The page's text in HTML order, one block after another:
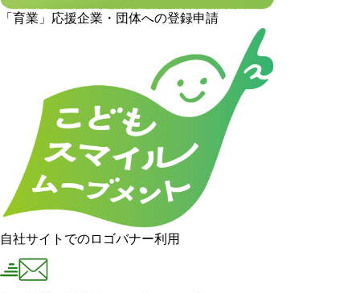
「育業」応援企業・団体への登録申請
自社サイトでのロゴバナー利用